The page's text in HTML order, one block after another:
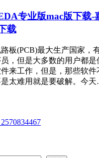
专业版mac版下载-
载
板(PCB)最大生产国家，
，但是大多数的用户都是
来工作，但是，那些软
太难用就是要破解。今
2570834467